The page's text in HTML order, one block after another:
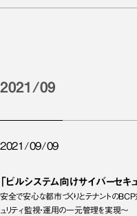
2021/09
2021/09/09
「ビルシステム向けサイバーセキ
安全で安心な都市づくりとテナントの
ュリティ監視・運用の一元管理を実現～